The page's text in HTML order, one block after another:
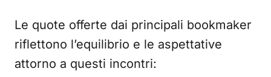
Le quote offerte dai principali bookmaker
riflettono l’equilibrio e le aspettative
attorno a questi incontri: